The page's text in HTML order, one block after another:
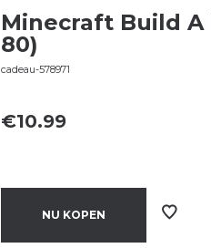
Minecraft Build A
80)
cadeau-578971
€10.99
NU KOPEN